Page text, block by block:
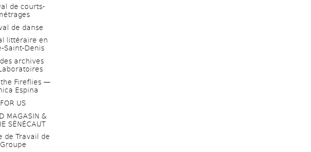
de courts-
de danse
littéraire en
Saint-Denis
archives
the Fireflies —
Espina
FOR US
MAGASIN &
SÉNÉCAUT
de Travail de
Groupe